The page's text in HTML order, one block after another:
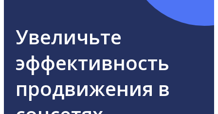
Увеличьте
эффективность
продвижения в